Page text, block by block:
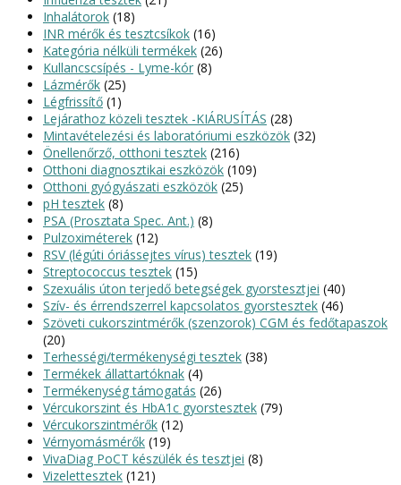
Inhalátorok (18)
INR mérők és tesztcsíkok (16)
Kategória nélküli termékek (26)
Kullancscsípés - Lyme-kór (8)
Lázmérők (25)
Légfrissítő (1)
Lejárathoz közeli tesztek -KIÁRUSÍTÁS (28)
Mintavételezési és laboratóriumi eszközök (32)
Önellenőrző, otthoni tesztek (216)
Otthoni diagnosztikai eszközök (109)
Otthoni gyógyászati eszközök (25)
pH tesztek (8)
PSA (Prosztata Spec. Ant.) (8)
Pulzoximéterek (12)
RSV (légúti óriássejtes vírus) tesztek (19)
Streptococcus tesztek (15)
Szexuális úton terjedő betegségek gyorstesztjei (40)
Szív- és érrendszerrel kapcsolatos gyorstesztek (46)
Szöveti cukorszintmérők (szenzorok) CGM és fedőtapaszok
(20)
Terhességi/termékenységi tesztek (38)
Termékek állattartóknak (4)
Termékenység támogatás (26)
Vércukorszint és HbA1c gyorstesztek (79)
Vércukorszintmérők (12)
Vérnyomásmérők (19)
VivaDiag PoCT készülék és tesztjei (8)
Vizelettesztek (121)